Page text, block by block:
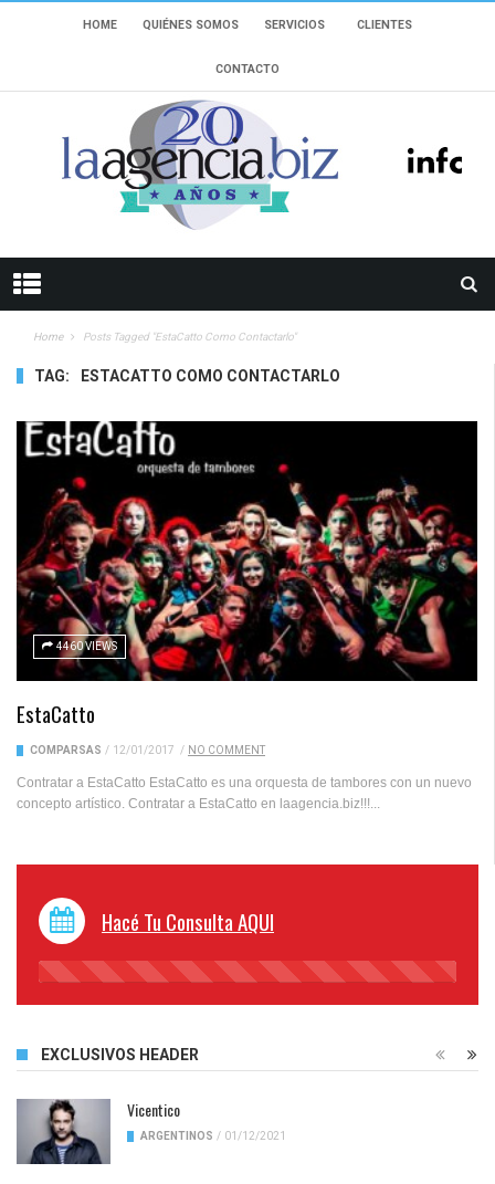
HOME QUIÉNES SOMOS SERVICIOS CLIENTES
CONTACTO
Home Posts Tagged "EstaCatto Como Contactarlo"
TAG: ESTACATTO COMO CONTACTARLO
4460 VIEWS
EstaCatto
COMPARSAS / 12/01/2017 / NO COMMENT
Contratar a EstaCatto EstaCatto es una orquesta de tambores con un nuevo
concepto artístico. Contratar a EstaCatto en laagencia.biz!!!...
Hacé Tu Consulta AQUI
45%
EXCLUSIVOS HEADER
Vicentico
ARGENTINOS / 01/12/2021